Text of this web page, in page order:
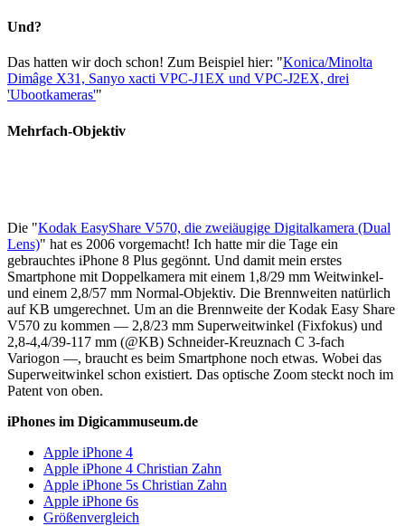
Und?
Das hatten wir doch schon! Zum Beispiel hier: "Konica/Minolta
Dimâge X31, Sanyo xacti VPC-J1EX und VPC-J2EX, drei
'Ubootkameras'"
Mehrfach-Objektiv
Die "Kodak EasyShare V570, die zweiäugige Digitalkamera (Dual
Lens)" hat es 2006 vorgemacht! Ich hatte mir die Tage ein
gebrauchtes iPhone 8 Plus gegönnt. Und damit mein erstes
Smartphone mit Doppelkamera mit einem 1,8/29 mm Weitwinkel-
und einem 2,8/57 mm Normal-Objektiv. Die Brennweiten natürlich
auf KB umgerechnet. Um an die Brennweite der Kodak Easy Share
V570 zu kommen — 2,8/23 mm Superweitwinkel (Fixfokus) und
2,8-4,4/39-117 mm (@KB) Schneider-Kreuznach C 3-fach
Variogon —, braucht es beim Smartphone noch etwas. Wobei das
Superweitwinkel schon existiert. Das optische Zoom steckt noch im
Patent von oben.
iPhones im Digicammuseum.de
Apple iPhone 4
Apple iPhone 4 Christian Zahn
Apple iPhone 5s Christian Zahn
Apple iPhone 6s
Größenvergleich